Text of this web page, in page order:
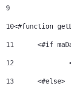
9
10<#function
11
<#if
12
13
	<#else>